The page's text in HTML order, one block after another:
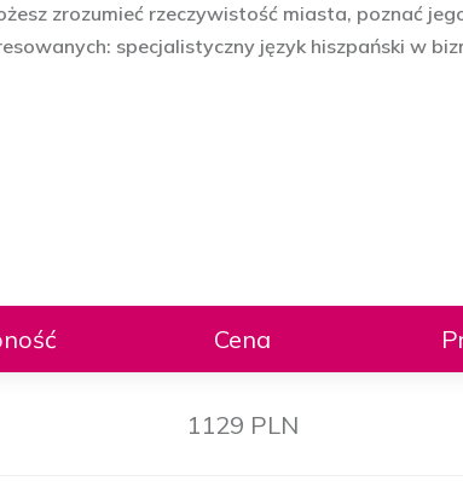
zrozumieć rzeczywistość miasta, poznać
specjalistyczny język hiszpański w
Cena
1129 PLN